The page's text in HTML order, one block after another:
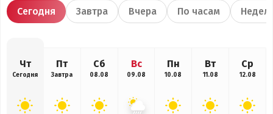
Сегодня Завтра Вчера По часам
Чт
Сегодня
Пт
Завтра
Сб
08.08
Вс
09.08
Пн
10.08
Вт
11.08
Ср
12.08